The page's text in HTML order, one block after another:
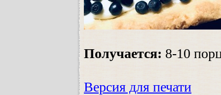
Получается: 8-10
Версия для печати